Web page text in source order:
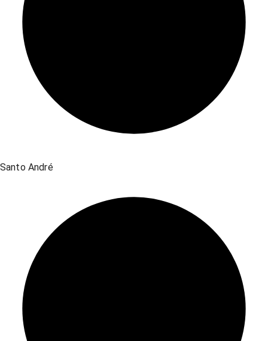
Santo André